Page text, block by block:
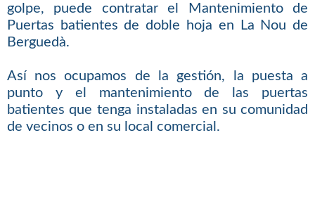
golpe, puede contratar el Mantenimiento de
Puertas batientes de doble hoja en La Nou de
Berguedà.
Así nos ocupamos de la gestión, la puesta a
punto y el mantenimiento de las puertas
batientes que tenga instaladas en su comunidad
de vecinos o en su local comercial.